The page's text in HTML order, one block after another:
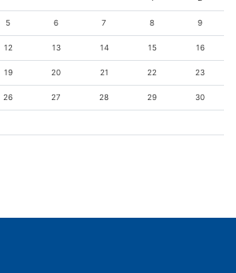
5 6 7 8 9
12 13 14 15 16
19 20 21 22 23
26 27 28 29 30